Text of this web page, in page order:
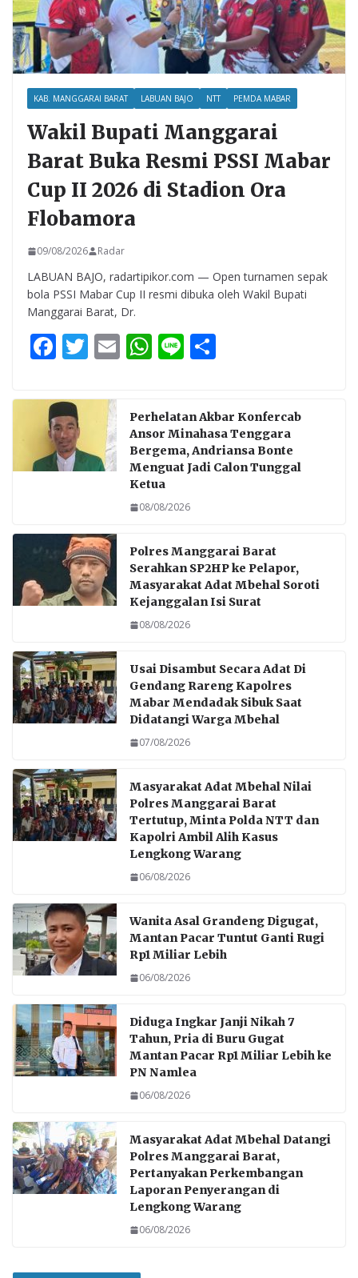
KAB. MANGGARAI BARAT LABUAN BAJO NTT PEMDA MABAR
Wakil Bupati Manggarai
Barat Buka Resmi PSSI Mabar
Cup II 2026 di Stadion Ora
Flobamora
09/08/2026 Radar
LABUAN BAJO, radartipikor.com — Open turnamen sepak
bola PSSI Mabar Cup II resmi dibuka oleh Wakil Bupati
Manggarai Barat, Dr.
F
e
b
o
o
T
itt
er
E W
s
A
p
p
Li
e
Perhelatan Akbar Konfercab
Ansor Minahasa Tenggara
Bergema, Andriansa Bonte
Menguat Jadi Calon Tunggal
Ketua
08/08/2026
Polres Manggarai Barat
Serahkan SP2HP ke Pelapor,
Masyarakat Adat Mbehal Soroti
Kejanggalan Isi Surat
08/08/2026
Usai Disambut Secara Adat Di
Gendang Rareng Kapolres
Mabar Mendadak Sibuk Saat
Didatangi Warga Mbehal
07/08/2026
Masyarakat Adat Mbehal Nilai
Polres Manggarai Barat
Tertutup, Minta Polda NTT dan
Kapolri Ambil Alih Kasus
Lengkong Warang
06/08/2026
Wanita Asal Grandeng Digugat,
Mantan Pacar Tuntut Ganti Rugi
Rp1 Miliar Lebih
06/08/2026
Diduga Ingkar Janji Nikah 7
Tahun, Pria di Buru Gugat
Mantan Pacar Rp1 Miliar Lebih ke
PN Namlea
06/08/2026
Masyarakat Adat Mbehal Datangi
Polres Manggarai Barat,
Pertanyakan Perkembangan
Laporan Penyerangan di
Lengkong Warang
06/08/2026